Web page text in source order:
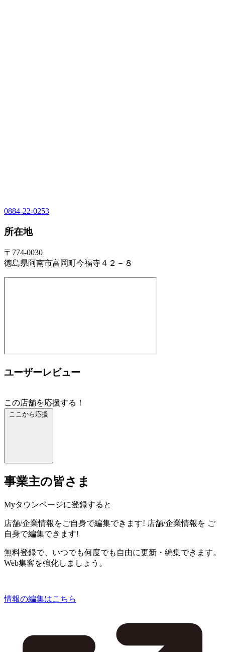
0884-22-0253
所在地
〒774-0030
徳島県阿南市富岡町今福寺４２－８
ユーザーレビュー
この店舗を応援する！
ここから応援
事業主の皆さま
Myタウンページに登録すると
店舗/企業情報をご自身で編集できます! 店舗/企業情報を ご
自身で編集できます!
無料登録で、いつでも何度でも自由に更新・編集できます。
Web集客を強化しましょう。
情報の編集はこちら